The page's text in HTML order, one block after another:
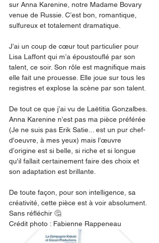
sur Anna Karenine, notre Madame Bovary
venue de Russie. C’est bon, romantique,
sulfureux et totalement dramatique.
J’ai un coup de cœur tout particulier pour
Lisa Laffont qui m’a époustouflé par son
talent, ce soir. Son rôle est magnifique mais
elle fait une prouesse. Elle joue sur tous les
registres et explose la scène par son talent.
De tout ce que j’ai vu de Laëtitia Gonzalbes.
Anna Karenine n’est pas ma pièce préférée
(Je ne suis pas Erik Satie... est un pur chef-
d'oeuvre, à mes yeux) mais l’œuvre
d’origine est si belle, si riche et si longue
qu'il fallait certainement faire des choix et
son adaptation est brillante.
De toute façon, pour son intelligence, sa
créativité, cette pièce est à voir absolument.
Sans réfléchir 🤔
Crédit photo : Fabienne Rappeneau